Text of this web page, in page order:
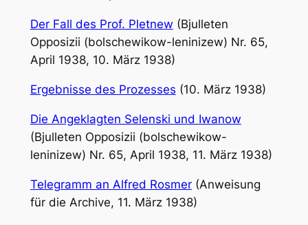
Der Fall des Prof. Pletnew (Bjulleten
Opposizii (bolschewikow-leninizew) Nr. 65,
April 1938, 10. März 1938)
Ergebnisse des Prozesses (10. März 1938)
Die Angeklagten Selenski und Iwanow
(Bjulleten Opposizii (bolschewikow-
leninizew) Nr. 65, April 1938, 11. März 1938)
Telegramm an Alfred Rosmer(Anweisung
für die Archive, 11. März 1938)